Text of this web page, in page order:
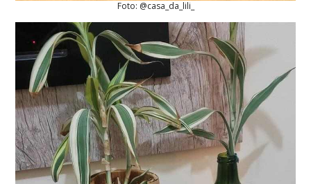
Foto: @casa_da_lili_